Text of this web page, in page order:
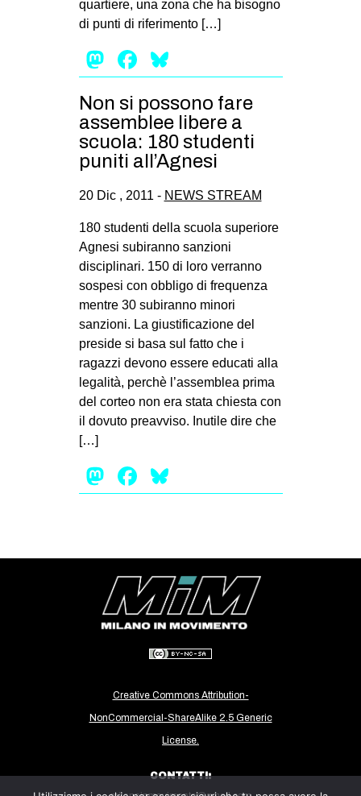
quartiere, una zona che ha bisogno
di punti di riferimento […]
Mastodon
Facebook
Non si possono fare
assemblee libere a
scuola: 180 studenti
puniti all’Agnesi
20 Dic , 2011 - NEWS STREAM
180 studenti della scuola superiore
Agnesi subiranno sanzioni
disciplinari. 150 di loro verranno
sospesi con obbligo di frequenza
mentre 30 subiranno minori
sanzioni. La giustificazione del
preside si basa sul fatto che i
ragazzi devono essere educati alla
legalità, perchè l’assemblea prima
del corteo non era stata chiesta con
il dovuto preavviso. Inutile dire che
[…]
Mastodon
Facebook
Creative Commons Attribution-
NonCommercial-ShareAlike 2.5 Generic
License.
CONTATTI: